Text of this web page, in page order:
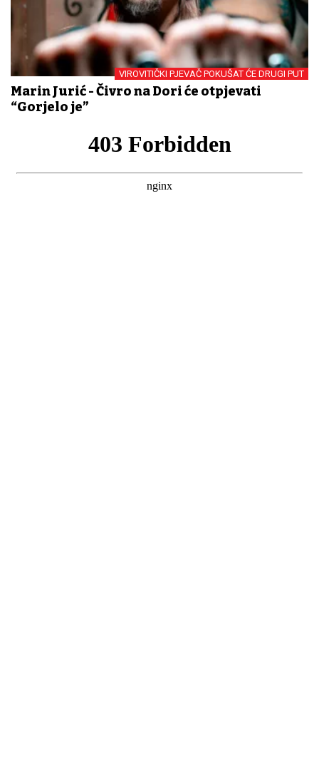
VIROVITIČKI PJEVAČ POKUŠAT ĆE DRUGI PUT
Marin Jurić - Čivro na Dori će otpjevati
“Gorjelo je”